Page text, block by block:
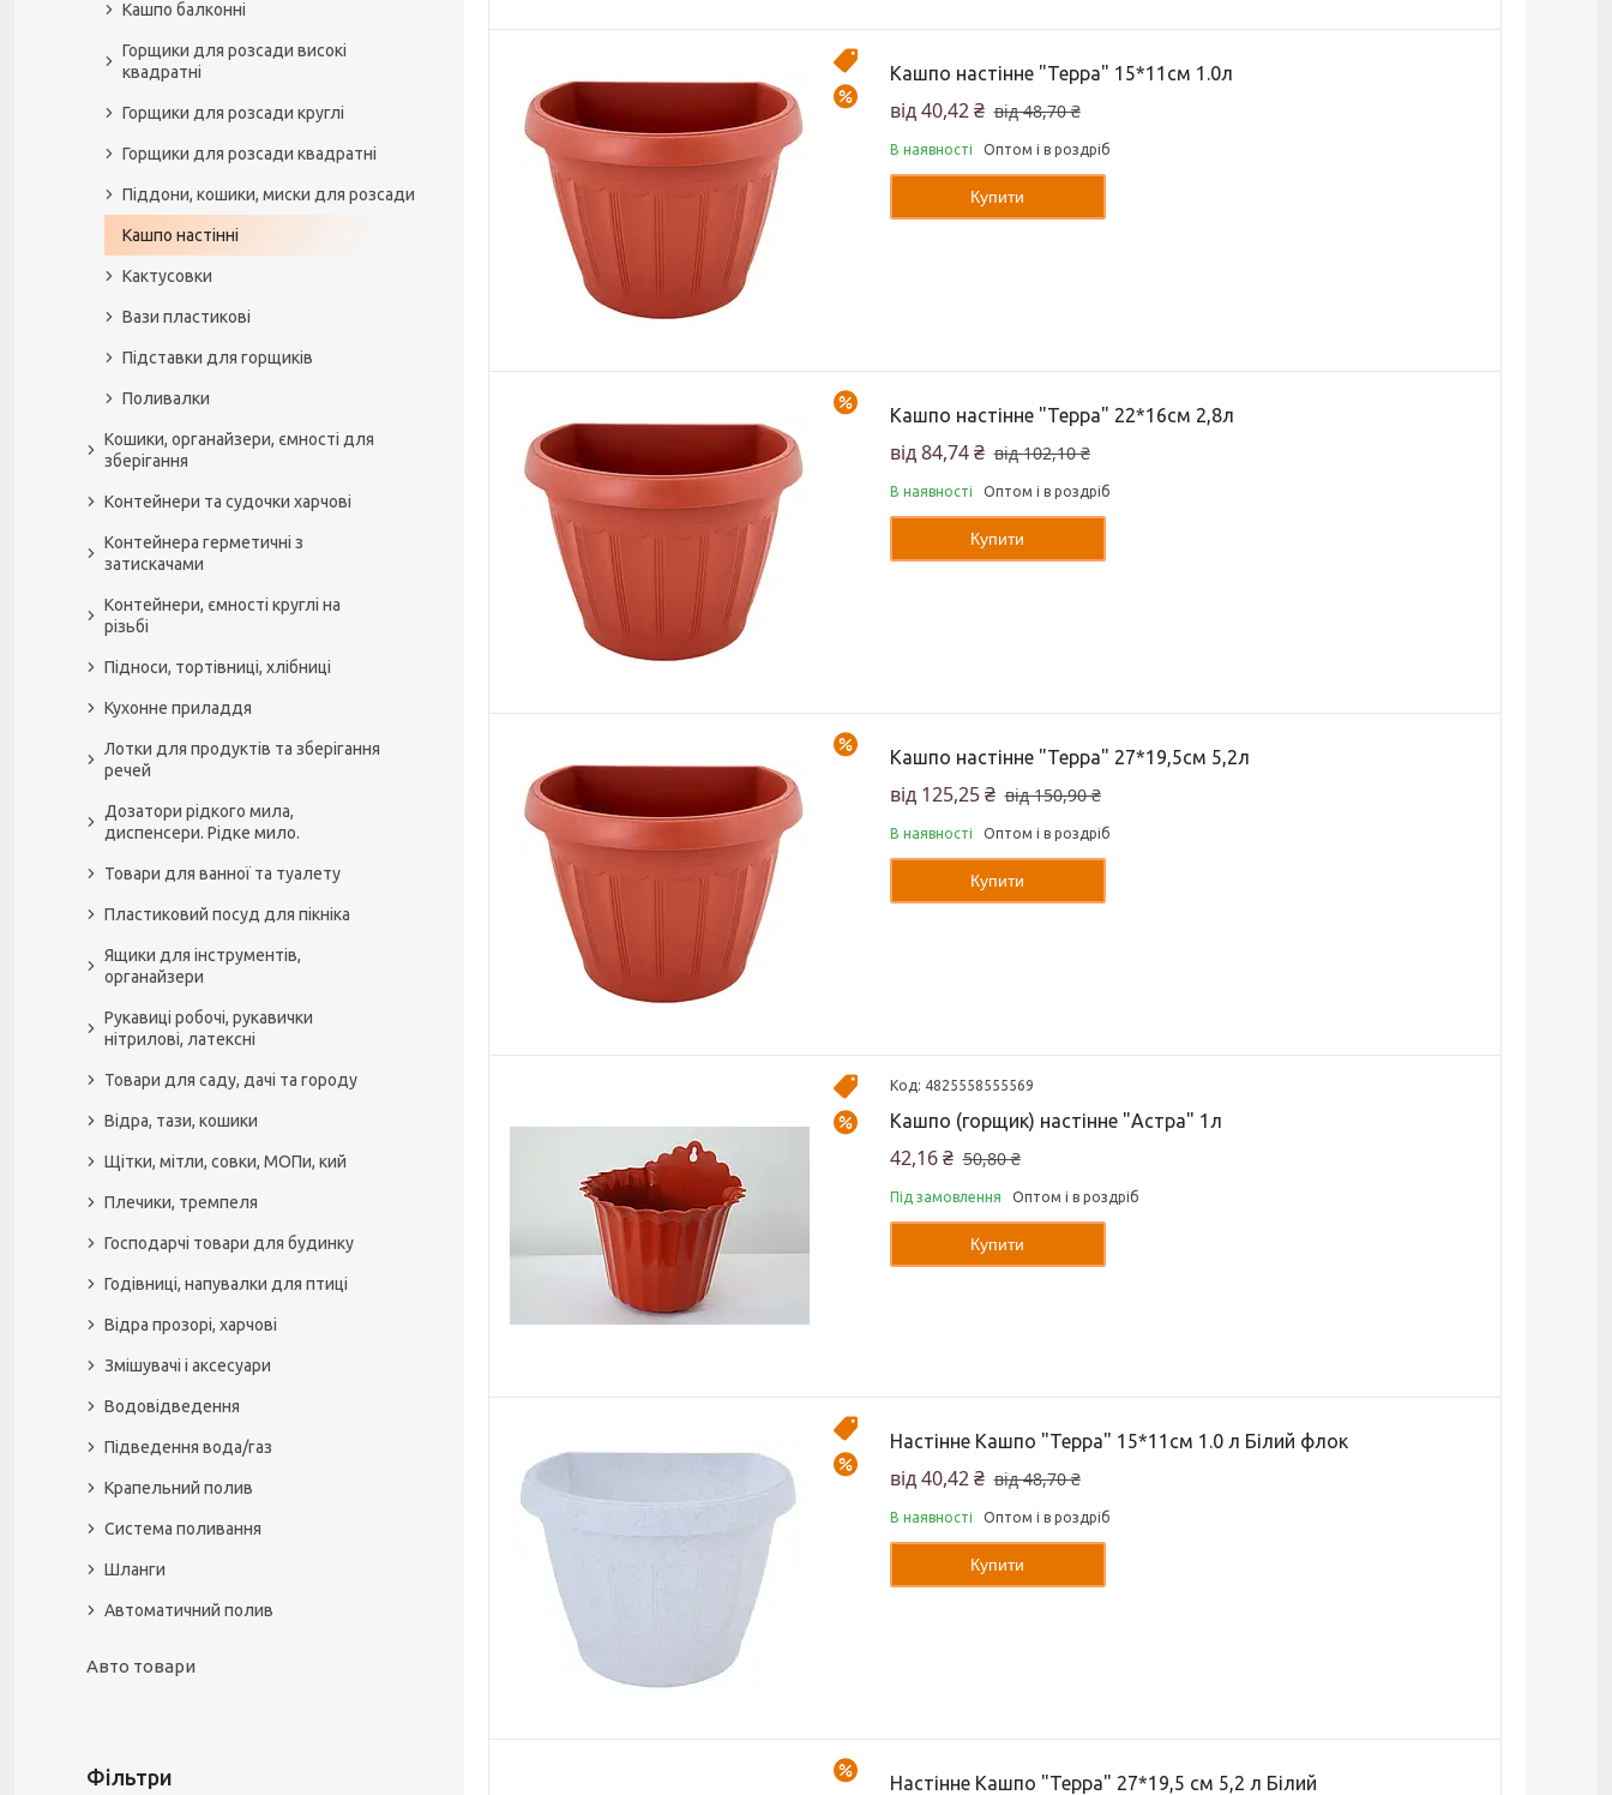
Кашпо настінне "Терра" 15*11см 1.0л
від 40,42 ₴ від 48,70 ₴
В наявності Оптом і в роздріб
Купити
Кашпо настінне "Терра" 22*16см 2,8л
від 84,74 ₴ від 102,10 ₴
В наявності Оптом і в роздріб
Купити
Кашпо настінне "Терра" 27*19,5см 5,2л
від 125,25 ₴ від 150,90 ₴
В наявності Оптом і в роздріб
Купити
Акція!!!
–17%
4825558555569
Кашпо (горщик) настінне "Астра" 1л
42,16 ₴ 50,80 ₴
Під замовлення Оптом і в роздріб
Купити
Настінне Кашпо "Терра" 15*11см 1.0 л Білий флок
від 40,42 ₴ від 48,70 ₴
В наявності Оптом і в роздріб
Купити
Настінне Кашпо "Терра" 27*19,5 см 5,2 л Білий
Кашпо балконні
Горщики для розсади високі
квадратні
Горщики для розсади круглі
Горщики для розсади квадратні
Піддони, кошики, миски для розсади
Кашпо настінні
Кактусовки
Вази пластикові
Підставки для горщиків
Поливалки
Кошики, органайзери, ємності для
зберігання
Контейнери та судочки харчові
Контейнера герметичні з
затискачами
Контейнери, ємності круглі на
різьбі
Підноси, тортівниці, хлібниці
Кухонне приладдя
Лотки для продуктів та зберігання
речей
Дозатори рідкого мила,
диспенсери. Рідке мило.
Товари для ванної та туалету
Пластиковий посуд для пікніка
Ящики для інструментів,
органайзери
Рукавиці робочі, рукавички
нітрилові, латексні
Товари для саду, дачі та городу
Відра, тази, кошики
Щітки, мітли, совки, МОПи, кий
Плечики, тремпеля
Господарчі товари для будинку
Годівниці, напувалки для птиці
Відра прозорі, харчові
Змішувачі і аксесуари
Водовідведення
Підведення вода/газ
Крапельний полив
Система поливання
Шланги
Автоматичний полив
Авто товари
Фільтри